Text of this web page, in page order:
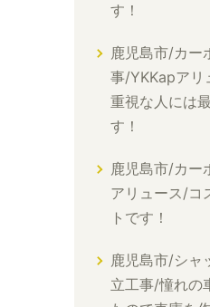
す！
鹿児島市/カー
事/YKKapアリ
重視な人には
す！
鹿児島市/カー
アリュース/コ
トです！
鹿児島市/シャ
立工事/憧れの